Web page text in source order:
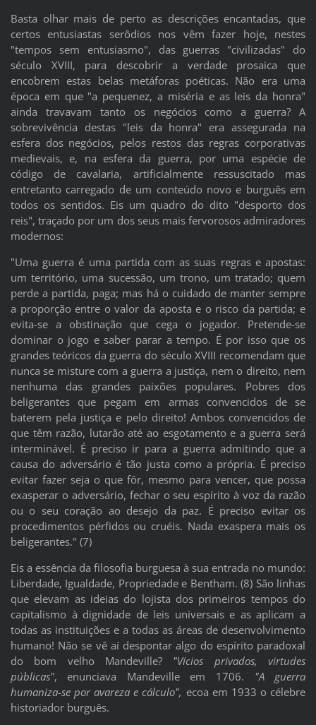
Basta olhar mais de perto as descrições encantadas, que
certos entusiastas serôdios nos vêm fazer hoje, nestes
"tempos sem entusiasmo", das guerras "civilizadas" do
século XVIII, para descobrir a verdade prosaica que
encobrem estas belas metáforas poéticas. Não era uma
época em que "a pequenez, a miséria e as leis da honra"
ainda travavam tanto os negócios como a guerra? A
sobrevivência destas "leis da honra" era assegurada na
esfera dos negócios, pelos restos das regras corporativas
medievais, e, na esfera da guerra, por uma espécie de
código de cavalaria, artificialmente ressuscitado mas
entretanto carregado de um conteúdo novo e burguês em
todos os sentidos. Eis um quadro do dito "desporto dos
reis", traçado por um dos seus mais fervorosos admiradores
modernos:
"Uma guerra é uma partida com as suas regras e apostas:
um território, uma sucessão, um trono, um tratado; quem
perde a partida, paga; mas há o cuidado de manter sempre
a proporção entre o valor da aposta e o risco da partida; e
evita-se a obstinação que cega o jogador. Pretende-se
dominar o jogo e saber parar a tempo. É por isso que os
grandes teóricos da guerra do século XVIII recomendam que
nunca se misture com a guerra a justiça, nem o direito, nem
nenhuma das grandes paixões populares. Pobres dos
beligerantes que pegam em armas convencidos de se
baterem pela justiça e pelo direito! Ambos convencidos de
que têm razão, lutarão até ao esgotamento e a guerra será
interminável. É preciso ir para a guerra admitindo que a
causa do adversário é tão justa como a própria. É preciso
evitar fazer seja o que fôr, mesmo para vencer, que possa
exasperar o adversário, fechar o seu espírito à voz da razão
ou o seu coração ao desejo da paz. É preciso evitar os
procedimentos pérfidos ou cruéis. Nada exaspera mais os
beligerantes." (7)
Eis a essência da filosofia burguesa à sua entrada no mundo:
Liberdade, Igualdade, Propriedade e Bentham. (8) São linhas
que elevam as ideias do lojista dos primeiros tempos do
capitalismo à dignidade de leis universais e as aplicam a
todas as instituições e a todas as áreas de desenvolvimento
humano! Não se vê aí despontar algo do espírito paradoxal
do bom velho Mandeville? "Vícios privados, virtudes
públicas", enunciava Mandeville em 1706. "A guerra
humaniza-se por avareza e cálculo", ecoa em 1933 o célebre
historiador burguês.